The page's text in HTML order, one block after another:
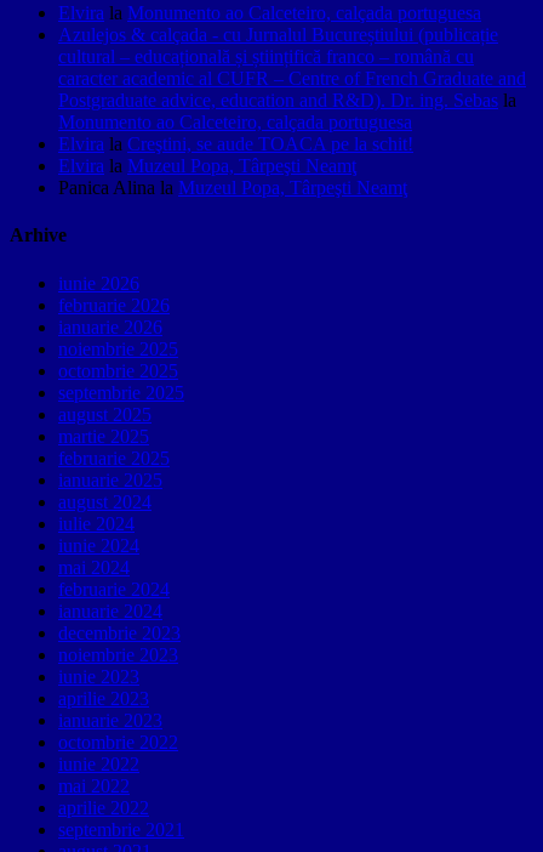
Elvira la Monumento ao Calceteiro, calçada portuguesa
Azulejos & calçada - cu Jurnalul Bucureștiului (publicație
cultural – educațională și științifică franco – română cu
caracter academic al CUFR – Centre of French Graduate and
Postgraduate advice, education and R&D). Dr. ing. Sebas la
Monumento ao Calceteiro, calçada portuguesa
Elvira la Creştini, se aude TOACA pe la schit!
Elvira la Muzeul Popa, Târpeşti Neamţ
Panica Alina la Muzeul Popa, Târpeşti Neamţ
Arhive
iunie 2026
februarie 2026
ianuarie 2026
noiembrie 2025
octombrie 2025
septembrie 2025
august 2025
martie 2025
februarie 2025
ianuarie 2025
august 2024
iulie 2024
iunie 2024
mai 2024
februarie 2024
ianuarie 2024
decembrie 2023
noiembrie 2023
iunie 2023
aprilie 2023
ianuarie 2023
octombrie 2022
iunie 2022
mai 2022
aprilie 2022
septembrie 2021